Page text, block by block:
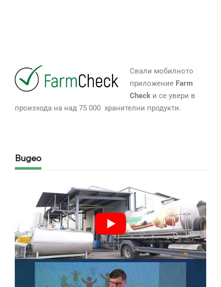
Свали мобилното
приложение Farm
Checkи се увери в
произхода на над 75 000 хранителни продукти.
Видео